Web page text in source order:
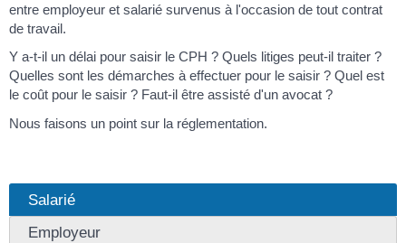
entre employeur et salarié survenus à l'occasion de tout contrat
de travail.
Y a-t-il un délai pour saisir le CPH ? Quels litiges peut-il traiter ?
Quelles sont les démarches à effectuer pour le saisir ? Quel est
le coût pour le saisir ? Faut-il être assisté d'un avocat ?
Nous faisons un point sur la réglementation.
Salarié
Employeur